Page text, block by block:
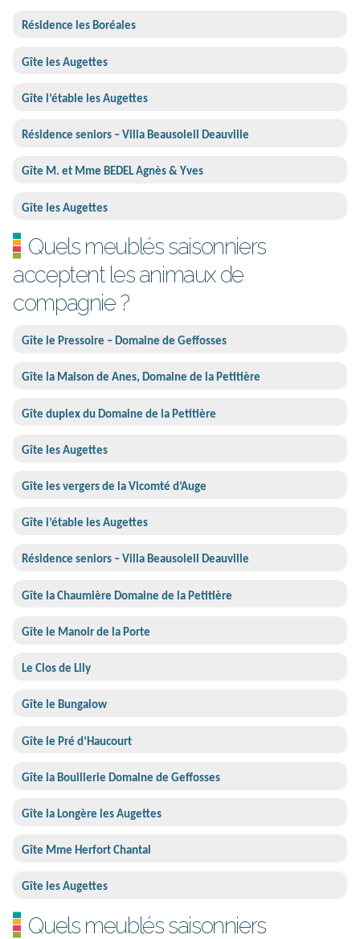
Résidence les Boréales
Gîte les Augettes
Gîte l’étable les Augettes
Résidence seniors – Villa Beausoleil Deauville
Gîte M. et Mme BEDEL Agnès & Yves
Gîte les Augettes
Quels meublés saisonniers
acceptent les animaux de
compagnie ?
Gîte le Pressoire – Domaine de Geffosses
Gîte la Maison de Anes, Domaine de la Petitière
Gîte duplex du Domaine de la Petitière
Gîte les Augettes
Gîte les vergers de la Vicomté d’Auge
Gîte l’étable les Augettes
Résidence seniors – Villa Beausoleil Deauville
Gîte la Chaumière Domaine de la Petitière
Gîte le Manoir de la Porte
Le Clos de Lily
Gîte le Bungalow
Gîte le Pré d’Haucourt
Gîte la Bouillerie Domaine de Geffosses
Gîte la Longère les Augettes
Gîte Mme Herfort Chantal
Gîte les Augettes
Quels meublés saisonniers